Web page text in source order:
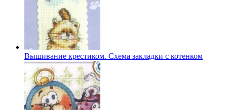
Вышивание крестиком. Схема закладки с котенком